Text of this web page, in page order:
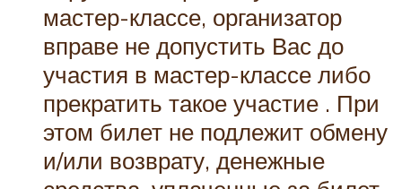
мастер-классе, организатор
вправе не допустить Вас до
участия в мастер-классе либо
прекратить такое участие . При
этом билет не подлежит обмену
и/или возврату, денежные